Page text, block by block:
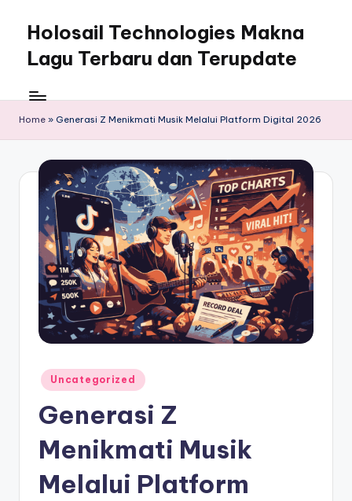
content
Holosail Technologies Makna
Lagu Terbaru dan Terupdate
Home » Generasi Z Menikmati Musik Melalui Platform Digital 2026
Posted
in
Uncategorized
Generasi Z
Menikmati Musik
Melalui Platform